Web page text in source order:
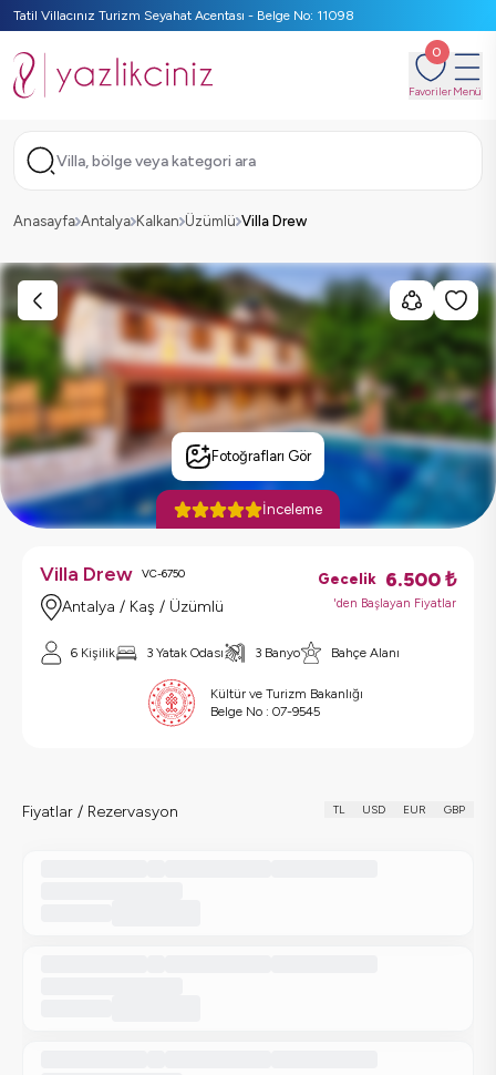
Tatil Villacınız Turizm Seyahat Acentası - Belge No: 11098
0
FavorilerMenü
Villa, bölge veya kategori ara
Anasayfa Antalya Kalkan Üzümlü Villa Drew
Fotoğrafları Gör
İnceleme
Villa Drew VC-6750
Antalya / Kaş / Üzümlü
Gecelik 6.500₺
'den Başlayan Fiyatlar
6 Kişilik 3 Yatak Odası 3 Banyo Bahçe Alanı
Kültür ve Turizm Bakanlığı
Belge No : 07-9545
Fiyatlar / Rezervasyon TL USD EUR GBP